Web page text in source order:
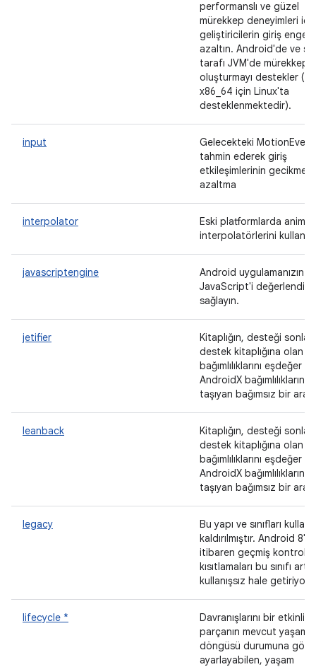
performanslı ve güzel
mürekkep deneyimleri için
geliştiricilerin giriş
azaltın. Android'de ve
tarafı JVM'de mürekkep
oluşturmayı destekler
x86_64 için Linux'ta
desteklenmektedir).
input
Gelecekteki
tahmin ederek giriş
etkileşimlerinin
azaltma
interpolator
Eski platformlarda
interpolatörlerini kullanın.
javascriptengine
Android uygulamanızın
JavaScript'i
sağlayın.
jetifier
Kitaplığın, desteği
destek kitaplığına olan
bağımlılıklarını eşdeğer
AndroidX bağımlılıklarına
taşıyan bağımsız bir araç.
leanback
Kitaplığın, desteği
destek kitaplığına olan
bağımlılıklarını eşdeğer
AndroidX bağımlılıklarına
taşıyan bağımsız bir araç.
legacy
Bu yapı ve sınıfları
kaldırılmıştır. Android
itibaren geçmiş kontrolü
kısıtlamaları bu sınıfı artık
kullanışsız hale getiriyor.
lifecycle *
Davranışlarını bir
parçanın mevcut yaşam
döngüsü durumuna göre
ayarlayabilen, yaşam